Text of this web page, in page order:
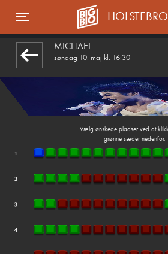
Toggle navigation
HOLSTEBRO
MICHAEL
søndag 10. maj kl. 16:30
Vælg ønskede pladser ved at
grønne sæder nedenfor.
front03-cc 091147